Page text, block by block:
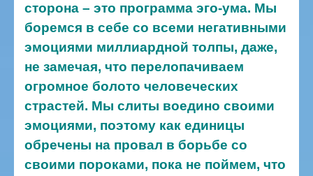
сторона – это программа эго-ума. Мы
боремся в себе со всеми негативными
эмоциями миллиардной толпы, даже,
не замечая, что перелопачиваем
огромное болото человеческих
страстей. Мы слиты воедино своими
эмоциями, поэтому как единицы
обречены на провал в борьбе со
своими пороками, пока не поймем, что